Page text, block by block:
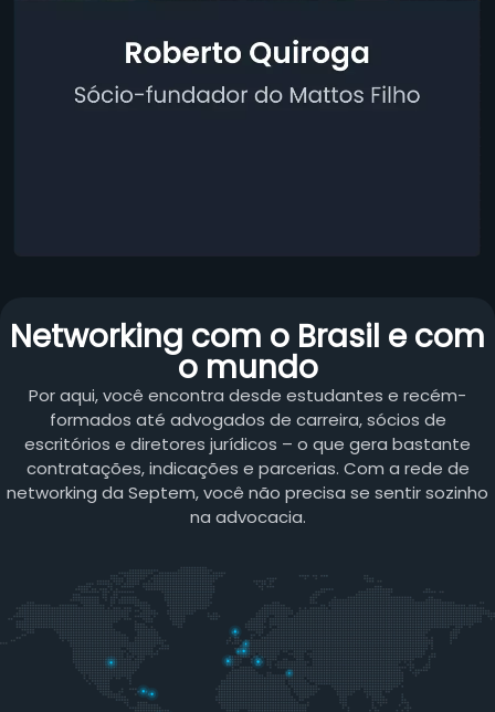
Networking com o Brasil e com
o mundo
Por aqui, você encontra desde estudantes e recém-
formados até advogados de carreira, sócios de
escritórios e diretores jurídicos – o que gera bastante
contratações, indicações e parcerias. Com a rede de
networking da Septem, você não precisa se sentir sozinho
na advocacia.